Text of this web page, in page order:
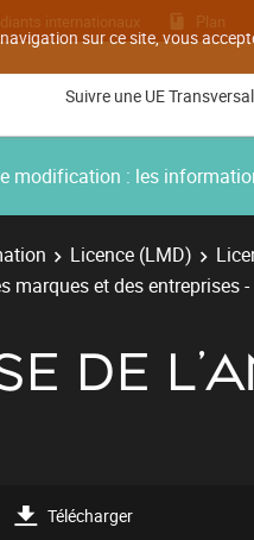
sur ce site, vous
internationaux Plan
Suivre une UE
modification : les
Licence (LMD)
marques et des entreprises
DE
Télécharger